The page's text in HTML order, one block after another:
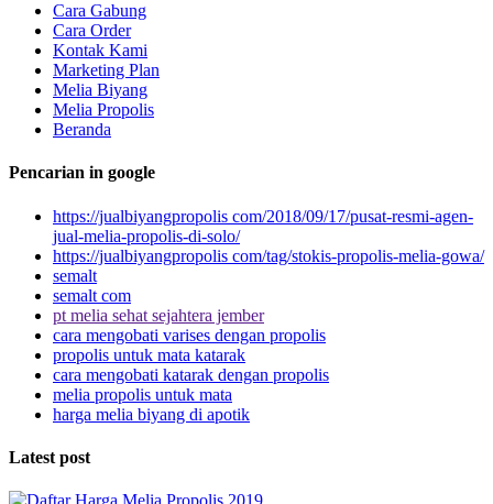
Cara Gabung
Cara Order
Kontak Kami
Marketing Plan
Melia Biyang
Melia Propolis
Beranda
Pencarian in google
https://jualbiyangpropolis com/2018/09/17/pusat-resmi-agen-
jual-melia-propolis-di-solo/
https://jualbiyangpropolis com/tag/stokis-propolis-melia-gowa/
semalt
semalt com
pt melia sehat sejahtera jember
cara mengobati varises dengan propolis
propolis untuk mata katarak
cara mengobati katarak dengan propolis
melia propolis untuk mata
harga melia biyang di apotik
Latest post